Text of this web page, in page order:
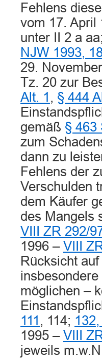
Fehlens
vom 17. April
unter II 2 a
NJW 1993,
29.
Tz. 20 zur
Alt. 1 , § 444
gemäß § 463
zum
dann zu
Fehlens der
Verschulden
dem Käufer
des Mangels
VIII ZR 292/
1996 – VIII
Rücksicht
möglichen –
111 , 114;
1995 – VIII
jeweils